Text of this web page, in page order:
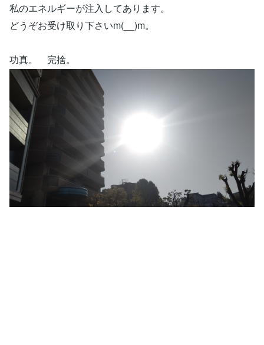
私のエネルギーが注入してあります。
どうぞお受け取り下さいm(__)m。
功真。 完捨。